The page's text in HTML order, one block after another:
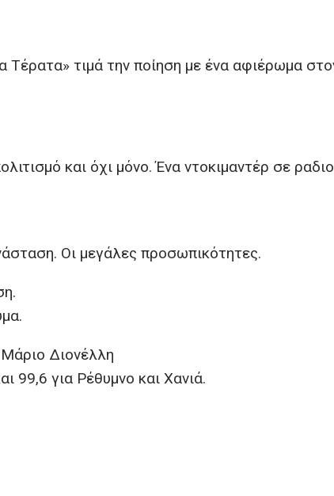
τιμά την ποίηση με ένα αφιέρωμα
και όχι μόνο. Ένα ντοκιμαντέρ σε
Οι μεγάλες προσωπικότητες.
Διονέλλη
99,6 για Ρέθυμνο και Χανιά.